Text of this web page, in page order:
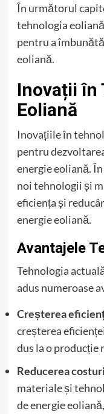
În următorul
tehnologia
pentru a
eoliană.
Inovații în
Eoliană
Inovațiile în
pentru
energie eoliană.
noi tehnologii și
eficiența și
energie eoliană.
Avantajele
Tehnologia
adus numeroase
Creșterea
creșterea
dus la o producție
Reducerea
materiale și
de energie